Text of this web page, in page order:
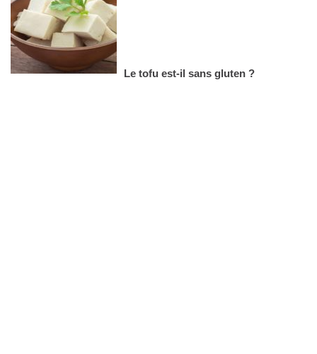
Le tofu est-il sans gluten ?